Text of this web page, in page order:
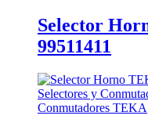
Selector
99511411
Selectores y
Conmutadores TEKA